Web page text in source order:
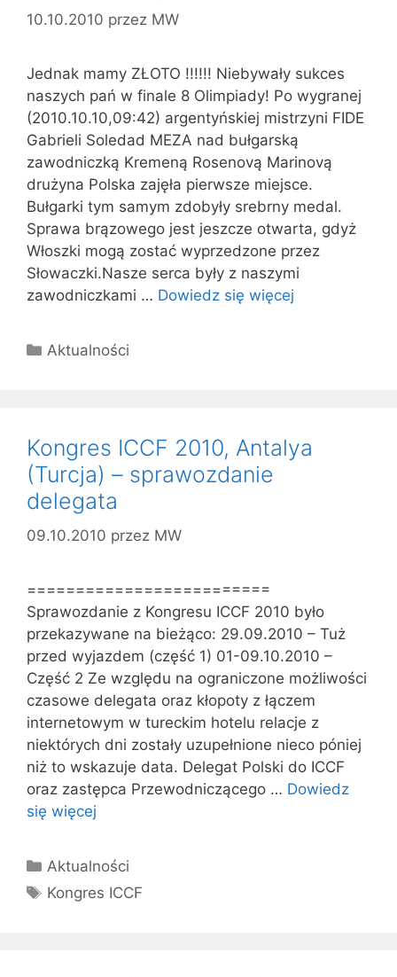
10.10.2010 przez MW
Jednak mamy ZŁOTO !!!!!! Niebywały sukces
naszych pań w finale 8 Olimpiady! Po wygranej
(2010.10.10,09:42) argentyńskiej mistrzyni FIDE
Gabrieli Soledad MEZA nad bułgarską
zawodniczką Kremeną Rosenovą Marinovą
drużyna Polska zajęła pierwsze miejsce.
Bułgarki tym samym zdobyły srebrny medal.
Sprawa brązowego jest jeszcze otwarta, gdyż
Włoszki mogą zostać wyprzedzone przez
Słowaczki.Nasze serca były z naszymi
zawodniczkami … Dowiedz się więcej
Kategorie
Aktualności
Kongres ICCF 2010, Antalya
(Turcja) – sprawozdanie
delegata
09.10.2010 przez MW
=========================
Sprawozdanie z Kongresu ICCF 2010 było
przekazywane na bieżąco: 29.09.2010 – Tuż
przed wyjazdem (część 1) 01-09.10.2010 –
Część 2 Ze względu na ograniczone możliwości
czasowe delegata oraz kłopoty z łączem
internetowym w tureckim hotelu relacje z
niektórych dni zostały uzupełnione nieco póniej
niż to wskazuje data. Delegat Polski do ICCF
oraz zastępca Przewodniczącego … Dowiedz
się więcej
Kategorie
Aktualności
Tagi
Kongres ICCF